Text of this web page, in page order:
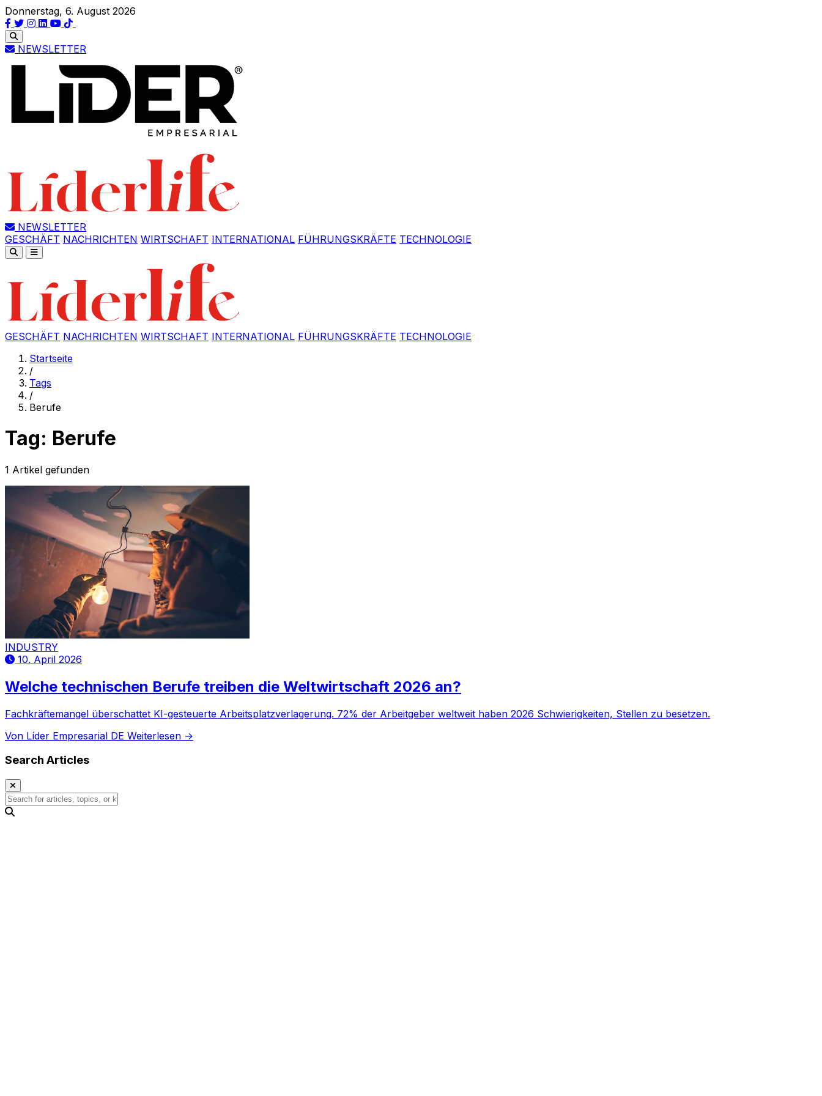
Donnerstag, 6. August 2026
NEWSLETTER
NEWSLETTER
GESCHÄFT NACHRICHTEN WIRTSCHAFT INTERNATIONAL FÜHRUNGSKRÄFTE TECHNOLOGIE
GESCHÄFT NACHRICHTEN WIRTSCHAFT INTERNATIONAL FÜHRUNGSKRÄFTE TECHNOLOGIE
Startseite
/
Tags
/
Berufe
Tag: Berufe
1 Artikel gefunden
INDUSTRY
10. April 2026
Welche technischen Berufe treiben die Weltwirtschaft 2026 an?
Fachkräftemangel überschattet KI-gesteuerte Arbeitsplatzverlagerung. 72% der Arbeitgeber weltweit haben 2026 Schwierigkeiten, Stellen zu besetzen.
Von Líder Empresarial DE Weiterlesen →
Search Articles